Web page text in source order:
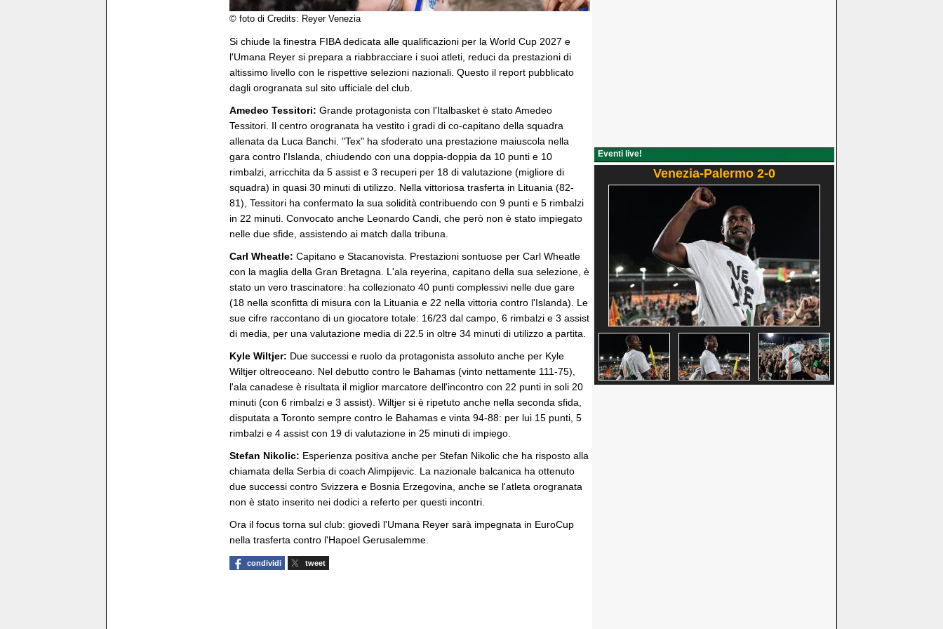
© foto di Credits: Reyer Venezia
Si chiude la finestra FIBA dedicata alle qualificazioni per la World Cup 2027 e
l'Umana Reyer si prepara a riabbracciare i suoi atleti, reduci da prestazioni di
altissimo livello con le rispettive selezioni nazionali. Questo il report pubblicato
dagli orogranata sul sito ufficiale del club.
Amedeo Tessitori: Grande protagonista con l'Italbasket è stato Amedeo
Tessitori. Il centro orogranata ha vestito i gradi di co-capitano della squadra
allenata da Luca Banchi. "Tex" ha sfoderato una prestazione maiuscola nella
gara contro l'Islanda, chiudendo con una doppia-doppia da 10 punti e 10
rimbalzi, arricchita da 5 assist e 3 recuperi per 18 di valutazione (migliore di
squadra) in quasi 30 minuti di utilizzo. Nella vittoriosa trasferta in Lituania (82-
81), Tessitori ha confermato la sua solidità contribuendo con 9 punti e 5 rimbalzi
in 22 minuti. Convocato anche Leonardo Candi, che però non è stato impiegato
nelle due sfide, assistendo ai match dalla tribuna.
Carl Wheatle: Capitano e Stacanovista. Prestazioni sontuose per Carl Wheatle
con la maglia della Gran Bretagna. L'ala reyerina, capitano della sua selezione, è
stato un vero trascinatore: ha collezionato 40 punti complessivi nelle due gare
(18 nella sconfitta di misura con la Lituania e 22 nella vittoria contro l'Islanda). Le
sue cifre raccontano di un giocatore totale: 16/23 dal campo, 6 rimbalzi e 3 assist
di media, per una valutazione media di 22.5 in oltre 34 minuti di utilizzo a partita.
Kyle Wiltjer: Due successi e ruolo da protagonista assoluto anche per Kyle
Wiltjer oltreoceano. Nel debutto contro le Bahamas (vinto nettamente 111-75),
l'ala canadese è risultata il miglior marcatore dell'incontro con 22 punti in soli 20
minuti (con 6 rimbalzi e 3 assist). Wiltjer si è ripetuto anche nella seconda sfida,
disputata a Toronto sempre contro le Bahamas e vinta 94-88: per lui 15 punti, 5
rimbalzi e 4 assist con 19 di valutazione in 25 minuti di impiego.
Stefan Nikolic: Esperienza positiva anche per Stefan Nikolic che ha risposto alla
chiamata della Serbia di coach Alimpijevic. La nazionale balcanica ha ottenuto
due successi contro Svizzera e Bosnia Erzegovina, anche se l'atleta orogranata
non è stato inserito nei dodici a referto per questi incontri.
Ora il focus torna sul club: giovedì l'Umana Reyer sarà impegnata in EuroCup
nella trasferta contro l'Hapoel Gerusalemme.
condividi tweet
Eventi live!
Venezia-Palermo 2-0